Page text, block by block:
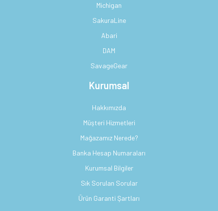
Michigan
SakuraLine
Abari
DAM
SavageGear
Kurumsal
Hakkımızda
Müşteri Hizmetleri
Mağazamız Nerede?
Banka Hesap Numaraları
Kurumsal Bilgiler
Sık Sorulan Sorular
Ürün Garanti Şartları